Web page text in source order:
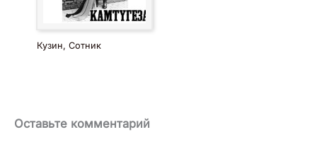
Кузин, Сотник
Оставьте комментарий